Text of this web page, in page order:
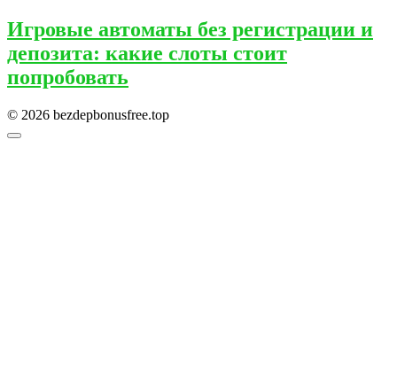
Игровые автоматы без регистрации и
депозита: какие слоты стоит
попробовать
© 2026 bezdepbonusfree.top